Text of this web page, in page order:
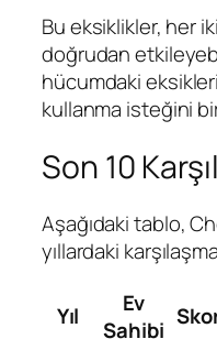
Bu eksiklikler, her
doğrudan
hücumdaki
kullanma isteğini
Son 10
Aşağıdaki tablo,
yıllardaki
Yıl
Ev
Sahibi